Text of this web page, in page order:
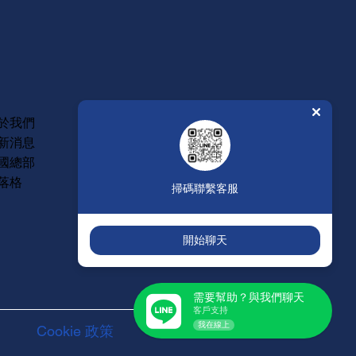
我們
消息
總部
格
維修保固
年度型錄
人才招募
Cookie 政策 服務聲明條款
掃碼聯繫客服
開始聊天
需要幫助？與我們聊天
客戶支持
我在線上